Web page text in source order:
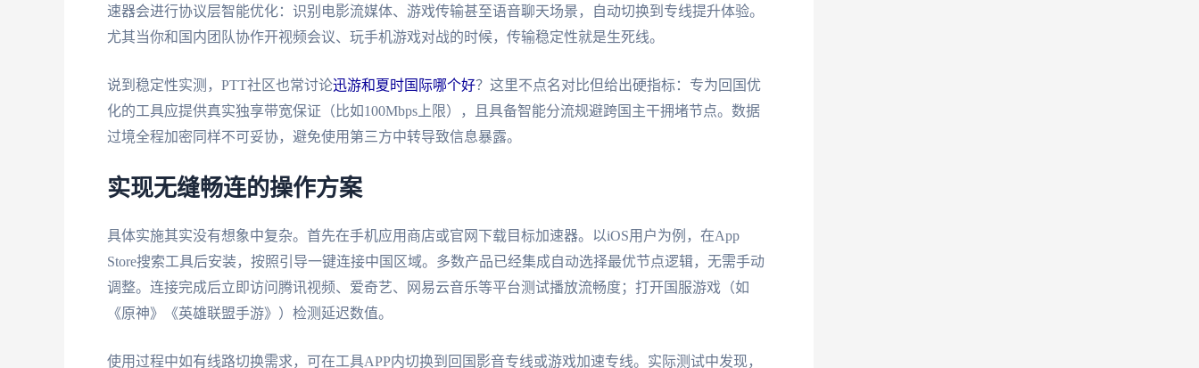
速器会进行协议层智能优化：识别电影流媒体、游戏传输甚至语音聊天场景，自动切换到专线提升体验。
尤其当你和国内团队协作开视频会议、玩手机游戏对战的时候，传输稳定性就是生死线。
说到稳定性实测，PTT社区也常讨论迅游和夏时国际哪个好？这里不点名对比但给出硬指标：专为回国优
化的工具应提供真实独享带宽保证（比如100Mbps上限），且具备智能分流规避跨国主干拥堵节点。数据
过境全程加密同样不可妥协，避免使用第三方中转导致信息暴露。
实现无缝畅连的操作方案
具体实施其实没有想象中复杂。首先在手机应用商店或官网下载目标加速器。以iOS用户为例，在App
Store搜索工具后安装，按照引导一键连接中国区域。多数产品已经集成自动选择最优节点逻辑，无需手动
调整。连接完成后立即访问腾讯视频、爱奇艺、网易云音乐等平台测试播放流畅度；打开国服游戏（如
《原神》《英雄联盟手游》）检测延迟数值。
使用过程中如有线路切换需求，可在工具APP内切换到回国影音专线或游戏加速专线。实际测试中发现，